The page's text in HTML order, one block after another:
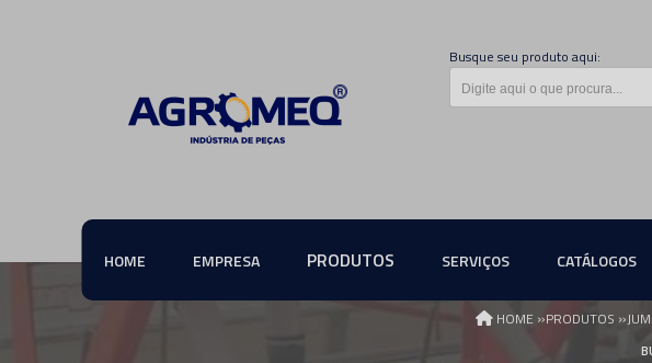
Busque seu produto aqui:
HOME EMPRESA PRODUTOS SERVIÇOS CATÁLOGOS
HOME »PRODUTOS »